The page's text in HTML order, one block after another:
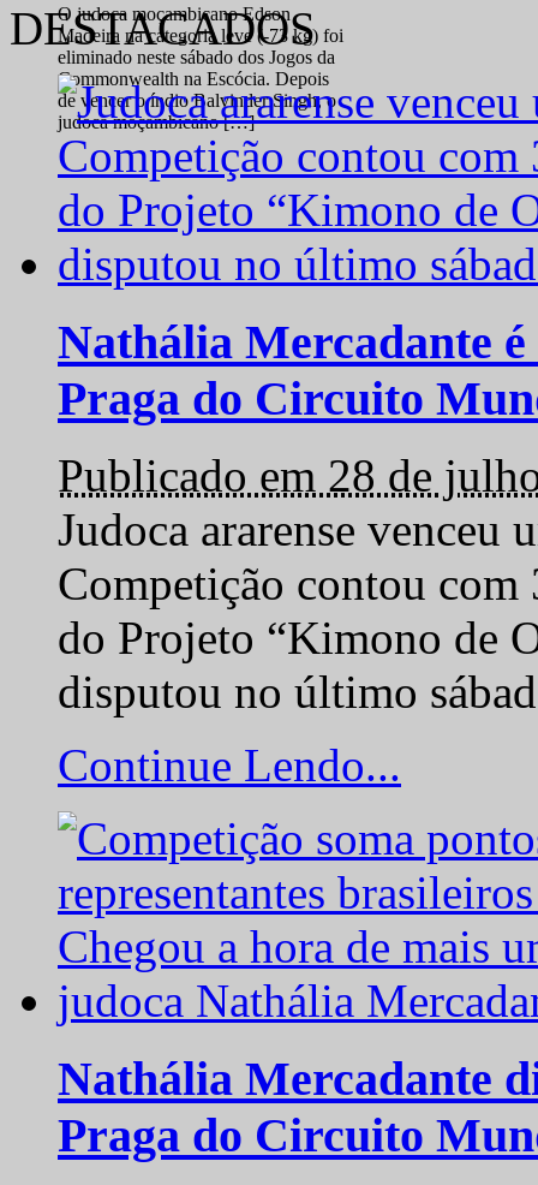
O judoca moçambicano Edson
Madeira na categoria leve (-73 kg) foi
eliminado neste sábado dos Jogos da
Commonwealth na Escócia. Depois
de vencer o índio Balvinder Singh, o
judoca moçambicano […]
DESTACADOS
Nathália Mercadante
Praga do Circuito
Publicado em 28 de
Judoca ararense venceu
Competição contou com
do Projeto “Kimono de
disputou no último
Continue Lendo...
Nathália Mercadante
Praga do Circuito